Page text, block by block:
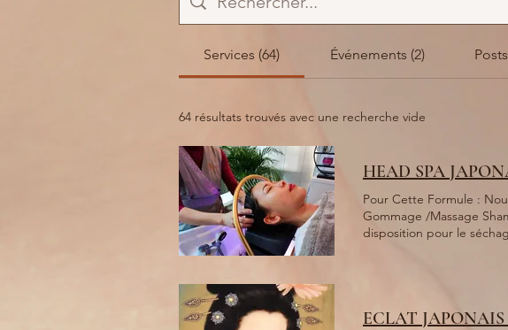
Services (64) Événements (2)
64 résultats trouvés avec une recherche vide
HEAD SPA
Pour Cette Formule :
Gommage /Massage Shampoing /
disposition pour le
et boucles d'oreil Un
Originaire du Japon,
ECLAT